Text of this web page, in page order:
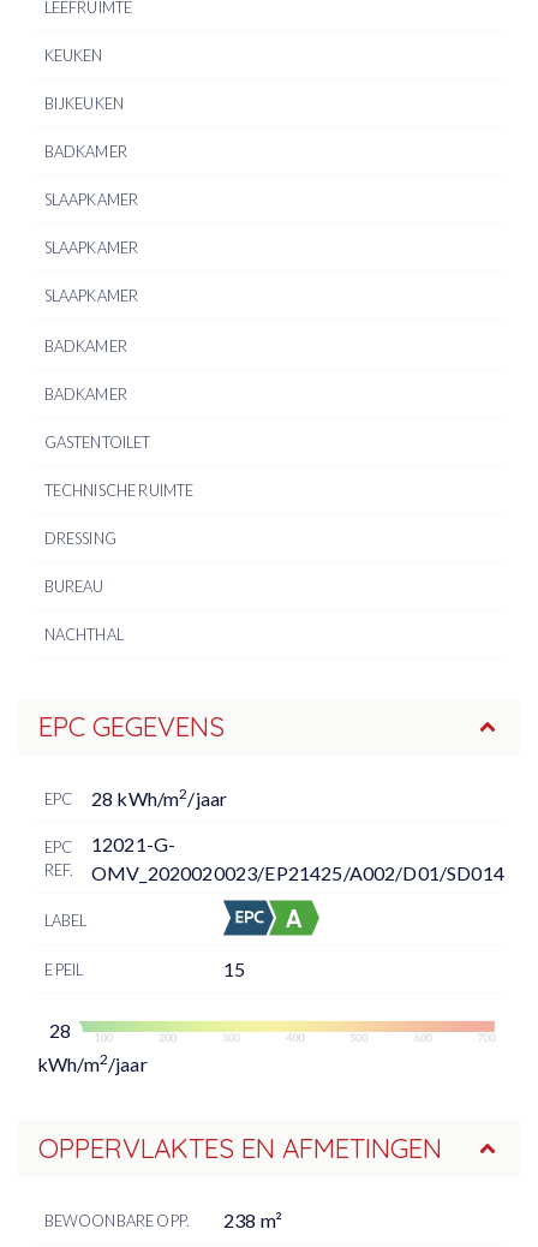
LEEFRUIMTE
KEUKEN
BIJKEUKEN
BADKAMER
SLAAPKAMER
SLAAPKAMER
SLAAPKAMER
BADKAMER
BADKAMER
GASTENTOILET
TECHNISCHE RUIMTE
DRESSING
BUREAU
NACHTHAL
EPC GEGEVENS
EPC 28 kWh/m2/jaar
EPC
REF.
12021-G-
OMV_2020020023/EP21425/A002/D01/SD014
LABEL
E PEIL 15
28
kWh/m2/jaar
OPPERVLAKTES EN AFMETINGEN
BEWOONBARE OPP. 238 m²